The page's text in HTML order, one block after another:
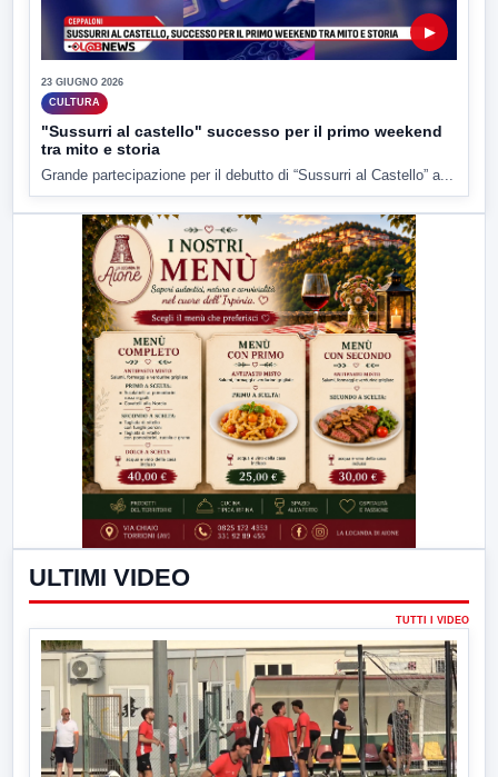
▶
23 GIUGNO 2026
CULTURA
"Sussurri al castello" successo per il primo weekend
tra mito e storia
Grande partecipazione per il debutto di “Sussurri al Castello” a...
ULTIMI VIDEO
TUTTI I VIDEO